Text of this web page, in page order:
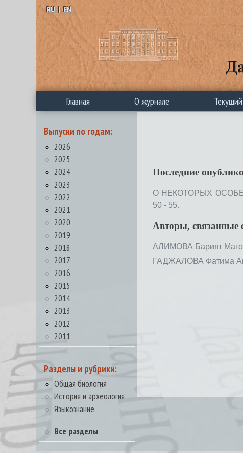
RU | EN
Главная О журнале
Выпуски по годам:
2026
2025
2024
2023
2022
2021
2020
2019
2018
2017
2016
2015
2014
2013
2012
2011
Разделы и рубрики:
Общая биология
История и археология
Языкознание
Все разделы
Последние
О НЕКОТОРЫХ
50 - 55.
Авторы,
АЛИМОВА Барият
ГАДЖАЛОВА Фатима